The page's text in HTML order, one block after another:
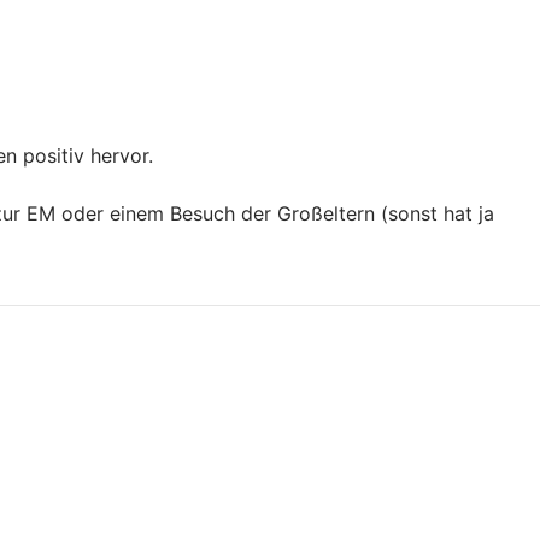
positiv hervor.
EM oder einem Besuch der Großeltern (sonst hat ja